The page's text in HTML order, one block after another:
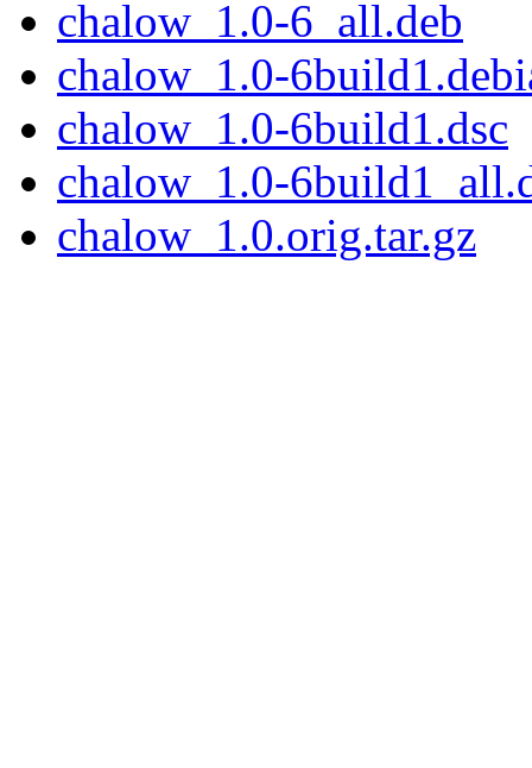
chalow_1.0-6_all.deb
chalow_1.0-
chalow_1.0-6build1.dsc
chalow_1.0-
chalow_1.0.orig.tar.gz